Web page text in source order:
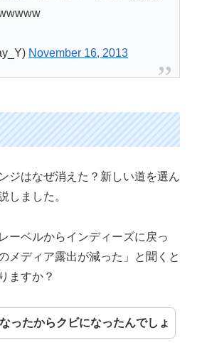
November 16, 2013
ジはなぜ消えた？新しい道を選ん
しました。
ーベルからインディーズに戻っ
メディア露出が減った」と聞くと
ますか？
ったからクビになったんでしょ